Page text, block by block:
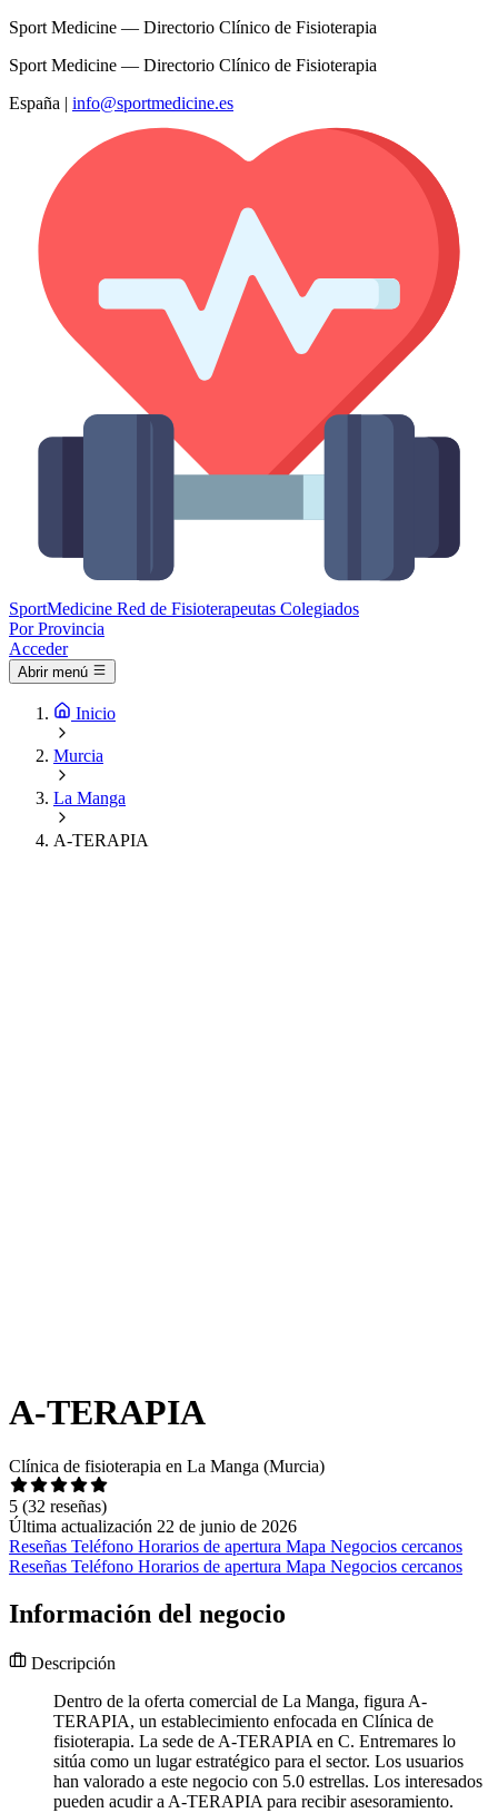
Sport Medicine — Directorio Clínico de Fisioterapia
Sport Medicine — Directorio Clínico de Fisioterapia
España | info@sportmedicine.es
SportMedicine Red de Fisioterapeutas Colegiados
Por Provincia
Acceder
Abrir menú
Inicio
Murcia
La Manga
A-TERAPIA
A-TERAPIA
Clínica de fisioterapia en La Manga (Murcia)
5 (32 reseñas)
Última actualización 22 de junio de 2026
Reseñas Teléfono Horarios de apertura Mapa Negocios cercanos
Reseñas Teléfono Horarios de apertura Mapa Negocios cercanos
Información del negocio
Descripción
Dentro de la oferta comercial de La Manga, figura A-
TERAPIA, un establecimiento enfocada en Clínica de
fisioterapia. La sede de A-TERAPIA en C. Entremares lo
sitúa como un lugar estratégico para el sector. Los usuarios
han valorado a este negocio con 5.0 estrellas. Los interesados
pueden acudir a A-TERAPIA para recibir asesoramiento.